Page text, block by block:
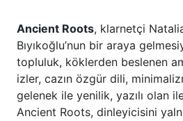
Ancient Roots, klarnetçi
Bıyıkoğlu’nun bir araya
topluluk, köklerden beslenen
izler, cazın özgür dili,
gelenek ile yenilik, yazılı olan
Ancient Roots, dinleyicisini